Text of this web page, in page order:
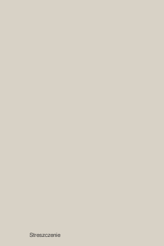
Streszczenie